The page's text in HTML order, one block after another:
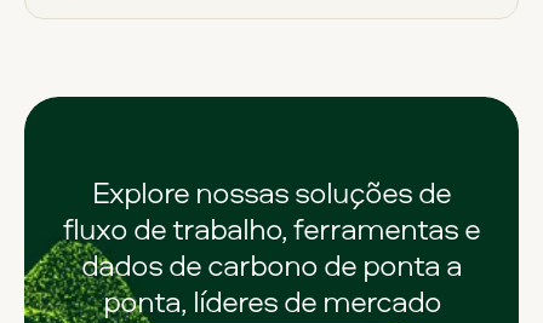
Explore nossas soluções de
fluxo de trabalho, ferramentas e
dados de carbono de ponta a
ponta, líderes de mercado